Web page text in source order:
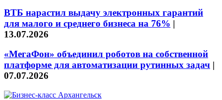
ВТБ нарастил выдачу электронных гарантий
для малого и среднего бизнеса на 76% |
13.07.2026
«МегаФон» объединил роботов на собственной
платформе для автоматизации рутинных задач |
07.07.2026